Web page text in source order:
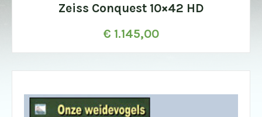
Zeiss Conquest 10×42 HD
€ 1.145,00